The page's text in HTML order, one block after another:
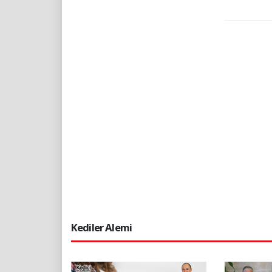
Kediler Alemi